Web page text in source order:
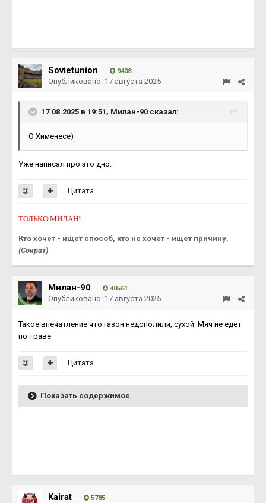
Sovietunion 9408
Опубликовано: 17 августа 2025
17.08.2025 в 19:51, Милан-90 сказал:
О Хименесе)
Уже написал про это дно.
Цитата
ТОЛЬКО МИЛАН!
Кто хочет - ищет способ, кто не хочет - ищет причину.
(Сократ)
Милан-90 40561
Опубликовано: 17 августа 2025
Такое впечатление что газон недополили, сухой. Мяч не едет
по траве
Цитата
Показать содержимое
Kairat 5785